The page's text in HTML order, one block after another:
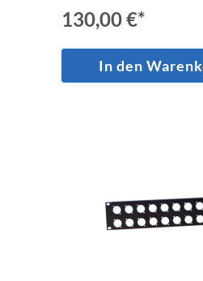
130,00 €*
In den